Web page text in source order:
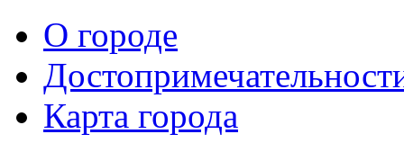
О городе
Карта города